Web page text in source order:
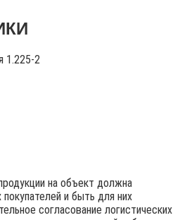
1.225-2
на объект должна
и быть для них
согласование логистических